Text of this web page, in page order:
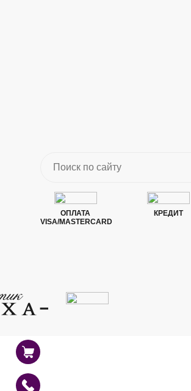
ОПЛАТА
VISA/MASTERCARD
КРЕДИТ